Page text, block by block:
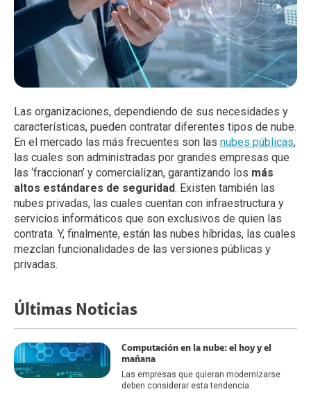
Las organizaciones, dependiendo de sus necesidades y
características, pueden contratar diferentes tipos de nube.
En el mercado las más frecuentes son las nubes públicas,
las cuales son administradas por grandes empresas que
las ‘fraccionan’ y comercializan, garantizando los más
altos estándares de seguridad. Existen también las
nubes privadas, las cuales cuentan con infraestructura y
servicios informáticos que son exclusivos de quien las
contrata. Y, finalmente, están las nubes híbridas, las cuales
mezclan funcionalidades de las versiones públicas y
privadas.
Últimas Noticias
Computación en la nube: el hoy y el
mañana
Las empresas que quieran modernizarse
deben considerar esta tendencia.